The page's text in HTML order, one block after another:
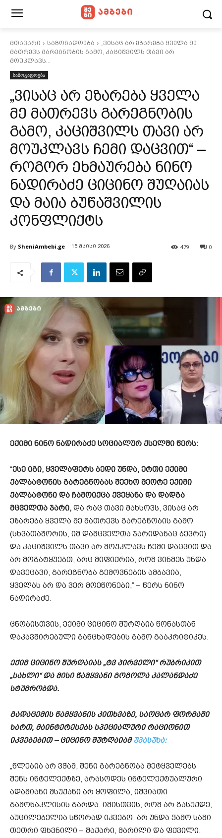
მთავარი საზოგადოება
„ვისაც არ ეზარება ყველა მე
მათრევს გარეგნობის გამო, კაციშვილს თავი არ
მოუკლავს...
საზოგადოება
„ვისაც არ ეზარება ყველა
მე მათრევს გარეგნობის
გამო, კაციშვილს თავი არ
მოუკლავს ჩემი დაცვით“ –
როგორ ეხმაურება ნინო
ნადირაძე ციცინო შუღაიას
და მაია ბუწაშვილის
კონფლიქტს
By SheniAmbebi.ge 15 მაისი 2026 0
479
ექიმი ნინო ნადირაძე სოციალურ ქსელში წერს:
“ესე იგი, ყველაფერს ბედი უნდა, ერთი ექიმი
ქალბატონის გარეგნობას შეეხო მეორე ექიმი
ქალბატონი და ჩამოიქცა ქვეყანა და დადგა
მცველთა ჯარი, და რაც თავი მახსოვს, ვისაც არ
ეზარება ყველა მე მათრევს გარეგნობის გამო
(სხვათაშორის, იმ დამცველთა ჯარიდანაც ბევრი)
და კაციშვილს თავი არ მოუკლავს ჩემი დაცვით და
არ მოგატყუებთ, არც მიფიქრია, რომ ვინმეს უნდა
დავეცავი, გარეგნობა გემოვნების ამბავია,
ყველას არ და ვერ მოეწონები,” – წერს ნინო
ნადირაძე.
ცნობისთვის, ექიმი ციცინო შურღაია წონასთან
დაკავშირებული განცხადების გამო გააკრიტიკეს.
ექიმ ციცინო შურღაიას „ტვ პირველი“ რუბრიკით
„სახლი“ და მისი წამყვანი გოგოლა კალანდაძე
სტუმრობდა.
გადაცემის წამყვანის კითხვაზე, საოცარ ფორმაში
ხართ, მაინტერესებს სპეციალური რაციონით
იკვებებით – ციცინო შურღაიამ უპასუხა:
„წლებია არ ვჭამ, შენი გარეგნობა მეტყველებს
შენს ინტელექტზე, არასოდეს ინტელექტუალური
ადამიანი მსუქანი არ ყოფილა, იშვიათი
გამონაკლისის გარდა. იმისთვის, რომ არ გასუქდე,
აუცილებელია სწორად იკვებო. არ უნდა ჭამო სამი
თეთრი ფხვნილი – შაქარი, მარილი და ფქვილი.